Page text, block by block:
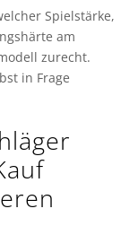
Spielstärke,
am
zurecht.
in Frage